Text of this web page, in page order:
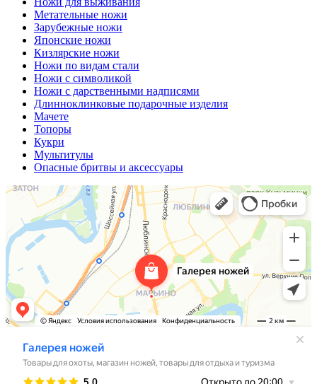
Метательные ножи
Зарубежные ножи
Японские ножи
Кизлярские ножи
Ножи по видам стали
Ножи с символикой
Ножи с дарственными надписями
Длинноклинковые подарочные изделия
Мачете
Топоры
Кукри
Мультитулы
Опасные бритвы и аксессуары